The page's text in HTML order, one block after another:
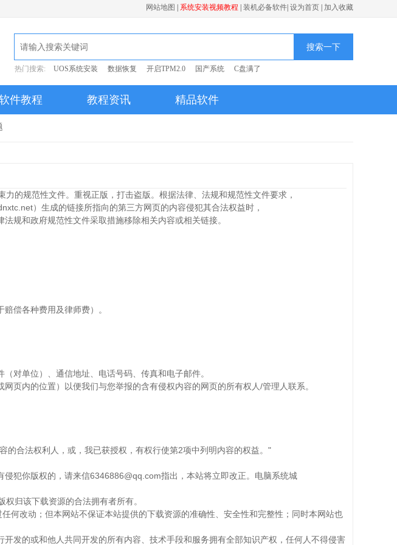
网站地图 系统安装视频教程 装机必备软件 设为首页 加入收藏
搜索一下
热门搜索: UOS系统安装 数据恢复 开启TPM2.0 国产系统 C盘满了
件教程 教程资讯 精品软件
的规范性文件。重视正版，打击盗版。根据法律、法规和规范性文件要求，
）生成的链接所指向的第三方网页的内容侵犯其合法权益时，
规和政府规范性文件采取措施移除相关内容或相关链接。
偿各种费用及律师费）。
对单位）、通信地址、电话号码、传真和电子邮件。
页内的位置）以便我们与您举报的含有侵权内容的网页的所有权人/管理人联系。
的合法权利人，或，我已获授权，有权行使第2项中列明内容的权益。"
犯你版权的，请来信6346886@qq.com指出，本站将立即改正。电脑系统城
归该下载资源的合法拥有者所有。
何改动；但本网站不保证本站提供的下载资源的准确性、安全性和完整性；同时本网站也
发的或和他人共同开发的所有内容、技术手段和服务拥有全部知识产权，任何人不得侵害